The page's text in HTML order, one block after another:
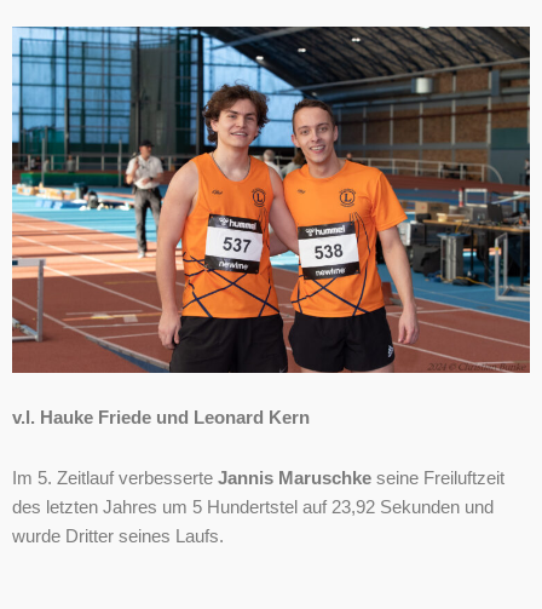
v.l. Hauke Friede und Leonard Kern
Im 5. Zeitlauf verbesserte Jannis Maruschke seine Freiluftzeit
des letzten Jahres um 5 Hundertstel auf 23,92 Sekunden und
wurde Dritter seines Laufs.